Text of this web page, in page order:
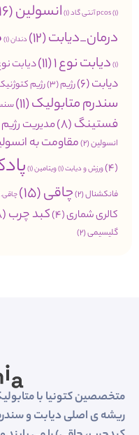
pcos(1) آنتی گاد(1) انسولین(16)
درمان_دیابت(12) دندان(1)
(1) دیابت نوع 1 (11) دیابت
دیابت(6) رژیم(3) رژیم
سندرم متابولیک(11)
فستینگ(8) مدیریت
انسولین(2) مقاومت به
(4)
ورزش و دیابت(1) ویتامین(1)
فانکشنال(2) چاقی(15) چاقی.
کالری شماری(4) کبد چرب(8)
گلیسیمی(2)
متخصصین کتونیا با
ریشه ی اصلی دیابت و